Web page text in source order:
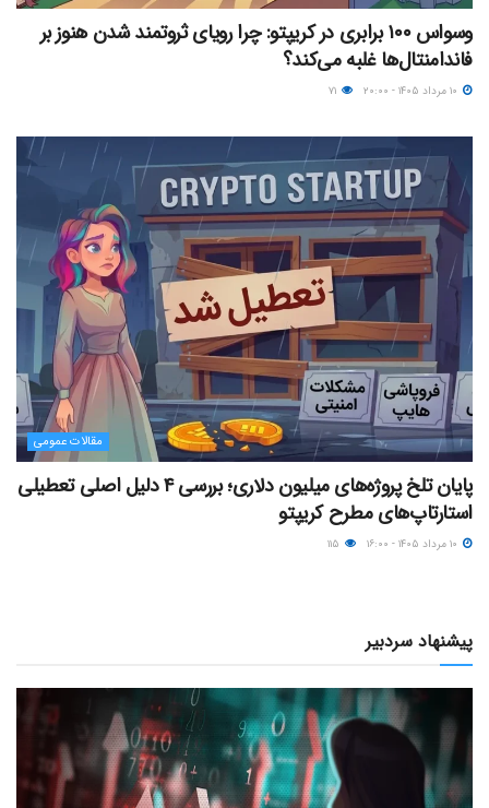
وسواس ۱۰۰ برابری در کریپتو: چرا رویای ثروتمند شدن هنوز بر
فاندامنتال‌ها غلبه می‌کند؟
مقالات عمومی
پایان تلخ پروژه‌های میلیون دلاری؛ بررسی ۴ دلیل اصلی تعطیلی
استارتاپ‌های مطرح کریپتو
پیشنهاد سردبیر